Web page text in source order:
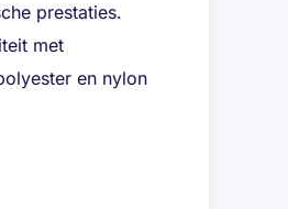
prestaties.
met
en nylon